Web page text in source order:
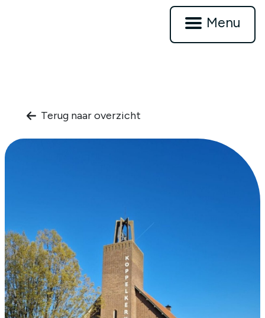
Menu
Terug naar overzicht